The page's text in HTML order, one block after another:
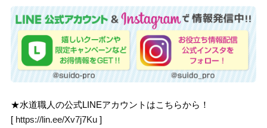
★水道職人の公式LINEアカウントはこちらから！
[ https://lin.ee/Xv7j7Ku ]